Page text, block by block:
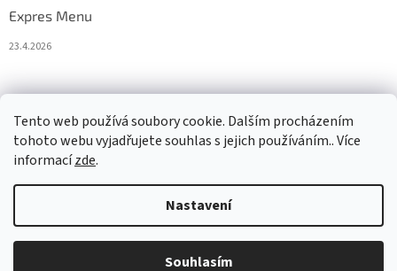
Tento web používá soubory cookie. Dalším procházením
tohoto webu vyjadřujete souhlas s jejich používáním.. Více
informacízde.
Nastavení
Souhlasím
Expres Menu
23.4.2026
Copyright 2026www.333adventures.com. Všechna práva
vyhrazena.